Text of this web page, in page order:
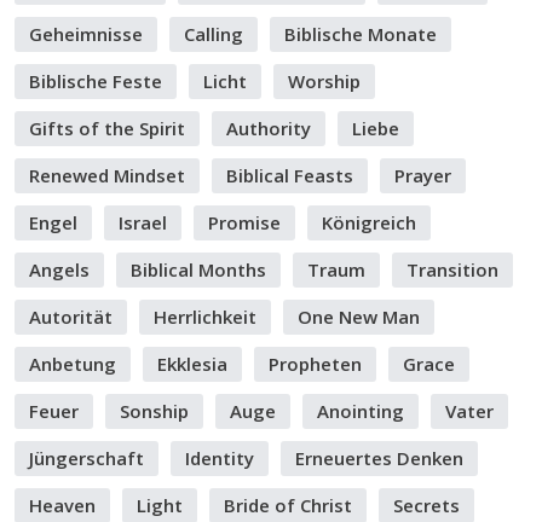
Geheimnisse
Calling
Biblische Monate
Biblische Feste
Licht
Worship
Gifts of the Spirit
Authority
Liebe
Renewed Mindset
Biblical Feasts
Prayer
Engel
Israel Promise
Königreich
Angels
Biblical Months Traum
Transition
Autorität
Herrlichkeit
One New Man
Anbetung
Ekklesia Propheten
Grace
Feuer
Sonship Auge Anointing
Vater
Jüngerschaft
Identity
Erneuertes Denken
Heaven
Light Bride of Christ
Secrets